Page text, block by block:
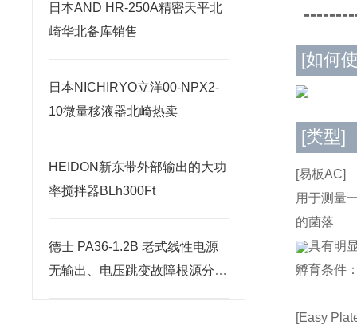
日本AND HR-250A精密天平北
崎华北备库销售
日本NICHIRYO立洋00-NPX2-
10微量移液器北崎热卖
HEIDON新东带外部输出的大功
率搅拌器BLh300Ft
德士 PA36-1.2B 老式线性电源
无输出、电压跳变故障根源分析
[如何
[类型]
[易板AC]
用于测量
的菌落
具有明
孵育条件
[Easy